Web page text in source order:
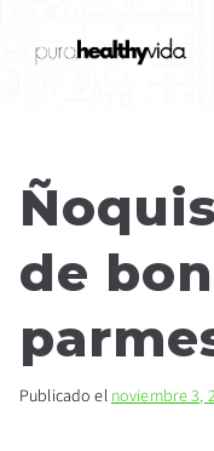
de
Publicado el noviembre 3,